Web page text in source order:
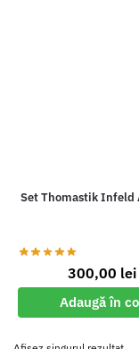
Set Thomastik Infeld
300,00 lei
Adaugă în